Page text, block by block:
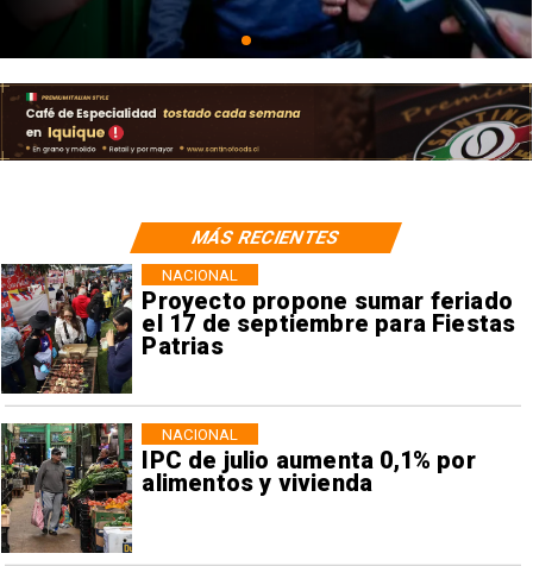
Proyecto propone sumar feriado
el 17 de septiembre para Fiestas
Patrias
NACIONAL
IPC de julio aumenta 0,1% por
alimentos y vivienda
NACIONAL
MÁS RECIENTES